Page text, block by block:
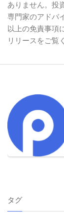
ありません。投
専門家のアドバ
以上の免責事項
リリースをご覧
タグ